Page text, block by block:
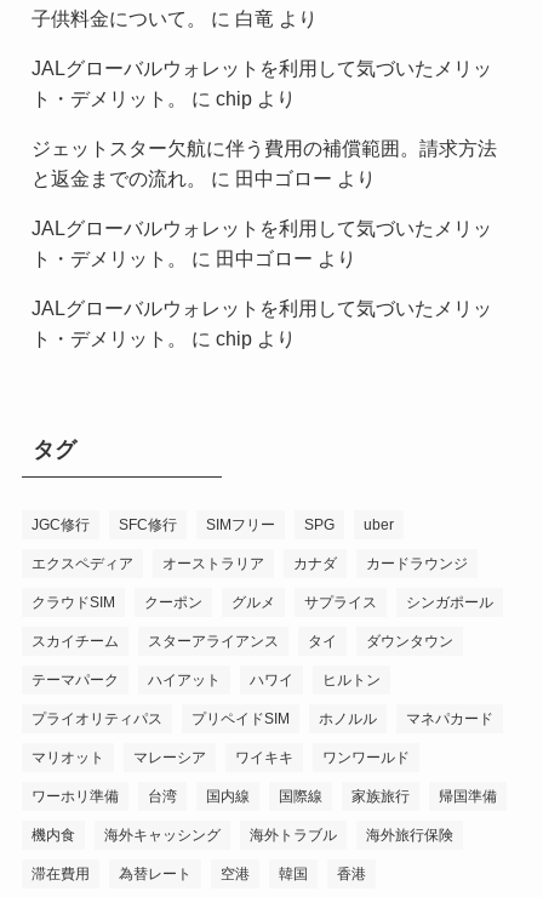
子供料金について。
に 白竜 より
JALグローバルウォレットを利用して気づいたメリッ
ト・デメリット。
に chipより
ジェットスター欠航に伴う費用の補償範囲。請求方法
と返金までの流れ。
に 田中ゴロー より
JALグローバルウォレットを利用して気づいたメリッ
ト・デメリット。
に 田中ゴロー より
JALグローバルウォレットを利用して気づいたメリッ
ト・デメリット。
に chipより
タグ
JGC修行 SFC修行 SIMフリー SPG uber
エクスペディア オーストラリア カナダ カードラウンジ
クラウドSIM クーポン グルメ サプライス シンガポール
スカイチーム スターアライアンス タイ ダウンタウン
テーマパーク ハイアット ハワイ ヒルトン
プライオリティパス プリペイドSIM ホノルル マネパカード
マリオット マレーシア ワイキキ ワンワールド
ワーホリ準備 台湾 国内線 国際線 家族旅行 帰国準備
機内食 海外キャッシング 海外トラブル 海外旅行保険
滞在費用 為替レート 空港 韓国 香港